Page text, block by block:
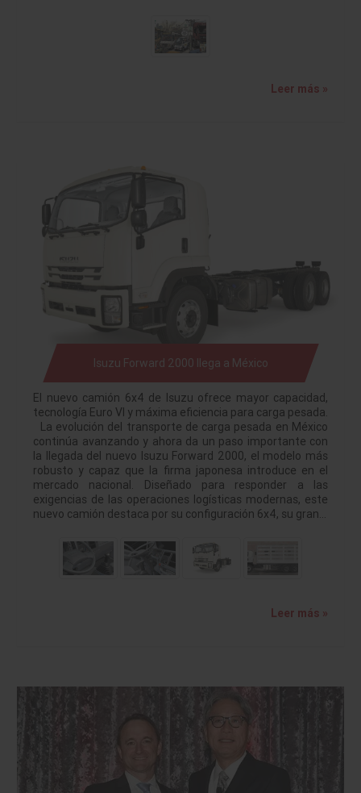
Leer más »
Isuzu Forward 2000 llega a México
El nuevo camión 6x4 de Isuzu ofrece mayor capacidad,
tecnología Euro VI y máxima eficiencia para carga pesada.
La evolución del transporte de carga pesada en México
continúa avanzando y ahora da un paso importante con
la llegada del nuevo Isuzu Forward 2000, el modelo más
robusto y capaz que la firma japonesa introduce en el
mercado nacional. Diseñado para responder a las
exigencias de las operaciones logísticas modernas, este
nuevo camión destaca por su configuración 6x4, su gran…
Leer más »